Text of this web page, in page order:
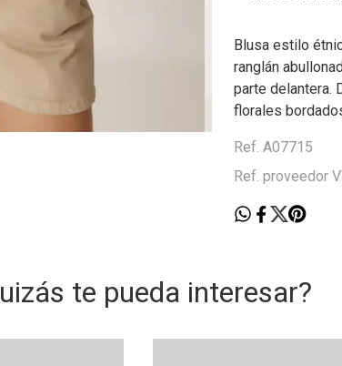
Blusa estilo
ranglán
parte delantera.
florales
Ref. A07715
Ref. proveedor
te pueda interesar?